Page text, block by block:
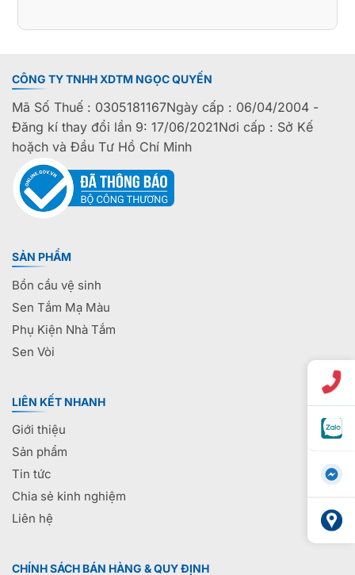
CÔNG TY TNHH XDTM NGỌC QUYẾN
Mã Số Thuế : 0305181167Ngày cấp : 06/04/2004 -
Đăng kí thay đổi lần 9: 17/06/2021Nơi cấp : Sở Kế
hoặch và Đầu Tư Hồ Chí Minh
SẢN PHẨM
Bồn cầu vệ sinh
Sen Tắm Mạ Màu
Phụ Kiện Nhà Tắm
Sen Vòi
LIÊN KẾT NHANH
Giới thiệu
Sản phẩm
Tin tức
Chia sẻ kinh nghiệm
Liên hệ
CHÍNH SÁCH BÁN HÀNG & QUY ĐỊNH